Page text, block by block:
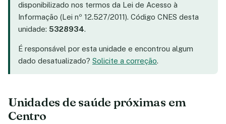
disponibilizado nos termos da Lei de Acesso à
Informação (Lei nº 12.527/2011). Código CNES desta
unidade: 5328934.
É responsável por esta unidade e encontrou algum
dado desatualizado? Solicite a correção.
Unidades de saúde próximas em
Centro